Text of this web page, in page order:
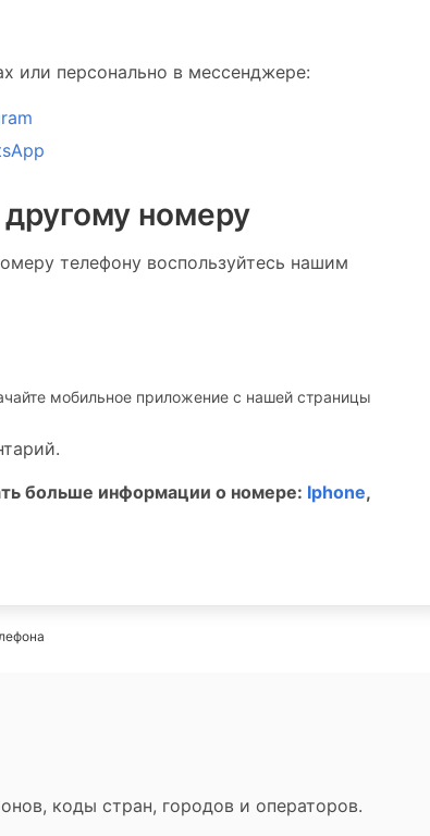
или персонально в мессенджере:
номеру
телефону воспользуйтесь нашим
мобильное приложение c нашей страницы
больше информации о номере: Iphone,
коды стран, городов и операторов.